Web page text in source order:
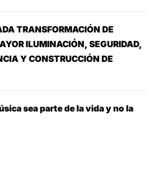
TRANSFORMACIÓN DE
ILUMINACIÓN, SEGURIDAD,
Y CONSTRUCCIÓN DE
sea parte de la vida y no la